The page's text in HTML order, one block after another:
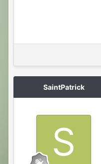
SaintPatrick